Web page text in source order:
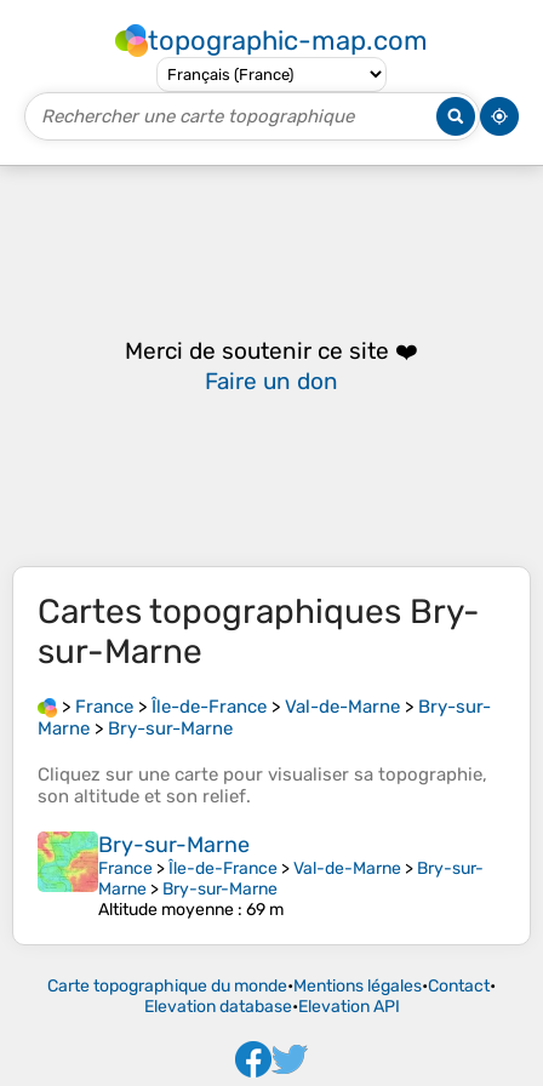
topographic-map.com
Merci de soutenir ce site ❤️
Faire un don
Cartes topographiques Bry-
sur-Marne
> France > Île-de-France > Val-de-Marne > Bry-sur-
Marne > Bry-sur-Marne
Cliquez sur une carte pour visualiser sa topographie,
son altitude et son relief.
Bry-sur-Marne
France >Île-de-France >Val-de-Marne > Bry-sur-
Marne > Bry-sur-Marne
Altitude moyenne : 69 m
Carte topographique du monde•Mentions légales•Contact•
Elevation database•Elevation API